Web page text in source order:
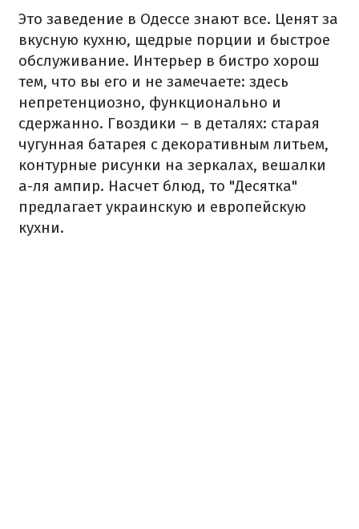
Это заведение в Одессе знают все. Ценят за
вкусную кухню, щедрые порции и быстрое
обслуживание. Интерьер в бистро хорош
тем, что вы его и не замечаете: здесь
непретенциозно, функционально и
сдержанно. Гвоздики – в деталях: старая
чугунная батарея с декоративным литьем,
контурные рисунки на зеркалах, вешалки
а-ля ампир. Насчет блюд, то "Десятка"
предлагает украинскую и европейскую
кухни.